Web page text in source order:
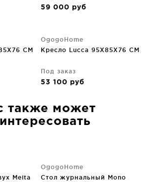
59 000 руб
CM
OgogoHome
Кресло Lucca 95X85X76 CM
Под заказ
53 100 руб
также может
Meita
OgogoHome
Стол журнальный Mono